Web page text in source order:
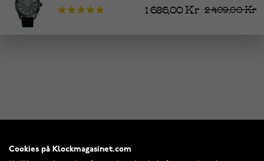
1 686,00 Kr 2 409,00 Kr
Cookies på Klockmagasinet.com